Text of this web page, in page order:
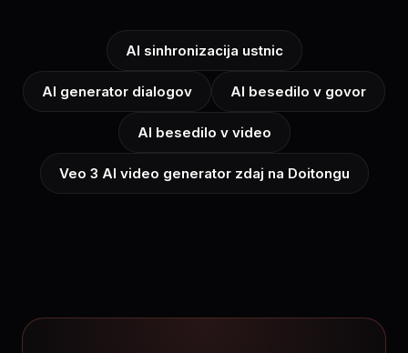
AI sinhronizacija ustnic
AI generator dialogov AI besedilo v govor
AI besedilo v video
Veo 3 AI video generator zdaj na Doitongu